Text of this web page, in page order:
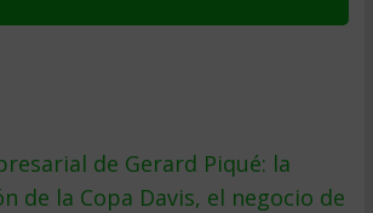
de Gerard Piqué: la
de la Copa Davis, el negocio de